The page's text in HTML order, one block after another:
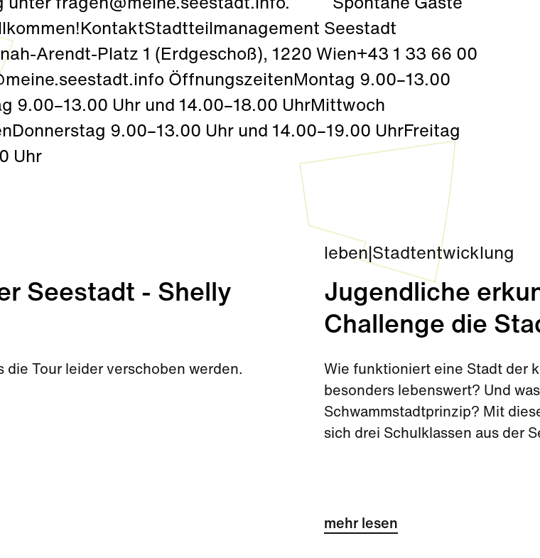
unter fragen@meine.seestadt.info. Spontane Gäste
Seestadt
Arendt-Platz 1 (Erdgeschoß), 1220 Wien+43 1 33 66 00
ÖffnungszeitenMontag 9.00–13.00
9.00–13.00 Uhr und 14.00–18.00 UhrMittwoch
9.00–13.00 Uhr und 14.00–19.00 UhrFreitag
Uhr
Seestadt - Shelly
Tour leider verschoben werden.
leben Stadtentwicklung
Jugendliche
Challenge die
Wie funktioniert eine Stadt der
besonders lebenswert? Und
Schwammstadtprinzip? Mit
sich drei Schulklassen aus der
mehr lesen